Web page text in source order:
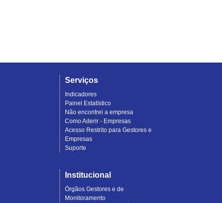
Serviços
Indicadores
Painel Estatístico
Não encontrei a empresa
Como Aderir - Empresas
Acesso Restrito para Gestores e
Empresas
Suporte
Institucional
Órgãos Gestores e de
Monitoramento